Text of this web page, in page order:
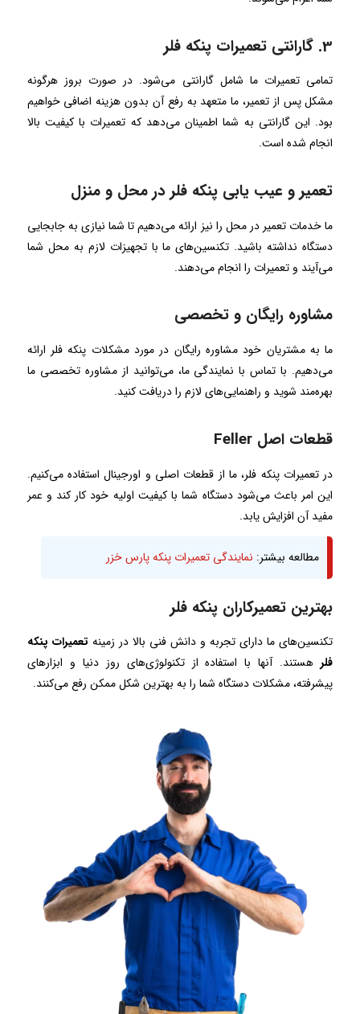
3. گارانتی تعمیرات پنکه فلر
تمامی تعمیرات ما شامل گارانتی می‌شود. در صورت بروز هرگونه
مشکل پس از تعمیر، ما متعهد به رفع آن بدون هزینه اضافی خواهیم
بود. این گارانتی به شما اطمینان می‌دهد که تعمیرات با کیفیت بالا
انجام شده است.
تعمیر و عیب یابی پنکه فلر در محل و منزل
ما خدمات تعمیر در محل را نیز ارائه می‌دهیم تا شما نیازی به جابجایی
دستگاه نداشته باشید. تکنسین‌های ما با تجهیزات لازم به محل شما
می‌آیند و تعمیرات را انجام می‌دهند.
مشاوره رایگان و تخصصی
ما به مشتریان خود مشاوره رایگان در مورد مشکلات پنکه فلر ارائه
می‌دهیم. با تماس با نمایندگی ما، می‌توانید از مشاوره تخصصی ما
بهره‌مند شوید و راهنمایی‌های لازم را دریافت کنید.
قطعات اصل Feller
در تعمیرات پنکه فلر، ما از قطعات اصلی و اورجینال استفاده می‌کنیم.
این امر باعث می‌شود دستگاه شما با کیفیت اولیه خود کار کند و عمر
مفید آن افزایش یابد.
مطالعه بیشتر: نمایندگی تعمیرات پنکه پارس خزر
بهترین تعمیرکاران پنکه فلر
تکنسین‌های ما دارای تجربه و دانش فنی بالا در زمینه تعمیرات پنکه
فلرهستند. آنها با استفاده از تکنولوژی‌های روز دنیا و ابزارهای
پیشرفته، مشکلات دستگاه شما را به بهترین شکل ممکن رفع می‌کنند.